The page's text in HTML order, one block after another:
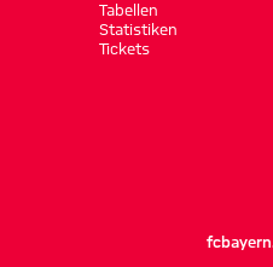
Tabellen
Statistiken
Tickets